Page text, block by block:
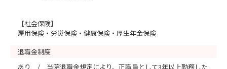
【社会保険】
雇用保険・労災保険・健康保険・厚生年金保険
退職金制度
あり / 当院退職金規定により、正職員として3年以上勤務した